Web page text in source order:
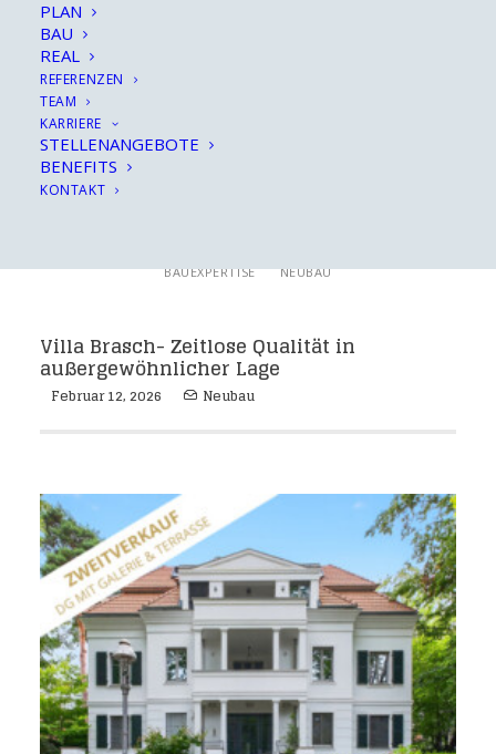
PLAN
BAU
REAL
REFERENZEN
TEAM
KARRIERE
STELLENANGEBOTE
BENEFITS
KONTAKT
sich eine Geschichte.
BAUEXPERTISE
NEUBAU
Villa Brasch- Zeitlose Qualität in
außergewöhnlicher Lage
Februar 12, 2026 Neubau